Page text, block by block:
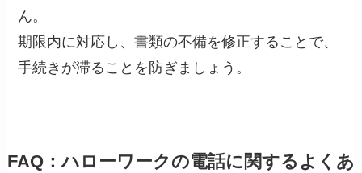
ん。
期限内に対応し、書類の不備を修正することで、
手続きが滞ることを防ぎましょう。
FAQ：ハローワークの電話に関するよくあ